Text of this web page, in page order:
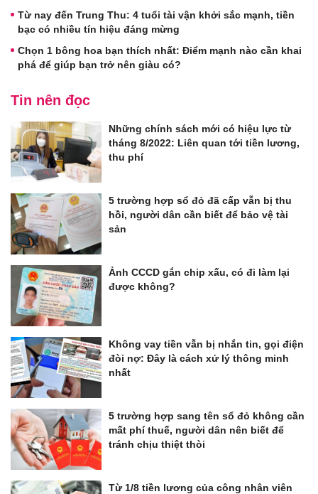
Từ nay đến Trung Thu: 4 tuổi tài vận khởi sắc mạnh, tiền
bạc có nhiều tín hiệu đáng mừng
Chọn 1 bông hoa bạn thích nhất: Điểm mạnh nào cần khai
phá để giúp bạn trở nên giàu có?
Tin nên đọc
Những chính sách mới có hiệu lực từ
tháng 8/2022: Liên quan tới tiền lương,
thu phí
5 trường hợp sổ đỏ đã cấp vẫn bị thu
hồi, người dân cần biết để bảo vệ tài
sản
Ảnh CCCD gắn chip xấu, có đi làm lại
được không?
Không vay tiền vẫn bị nhắn tin, gọi điện
đòi nợ: Đây là cách xử lý thông minh
nhất
5 trường hợp sang tên sổ đỏ không cần
mất phí thuế, người dân nên biết để
tránh chịu thiệt thòi
Từ 1/8 tiền lương của công nhân viên